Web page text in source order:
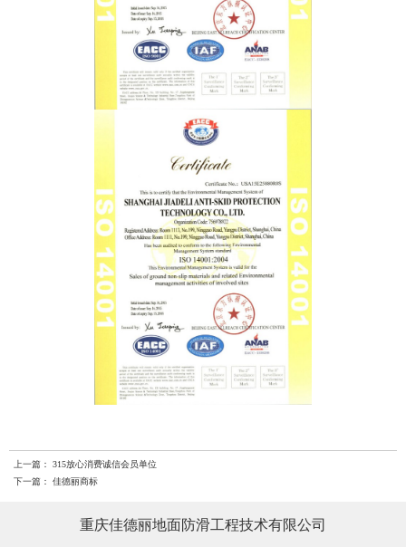
上一篇： 315放心消费诚信会员单位
下一篇： 佳德丽商标
重庆佳德丽地面防滑工程技术有限公司